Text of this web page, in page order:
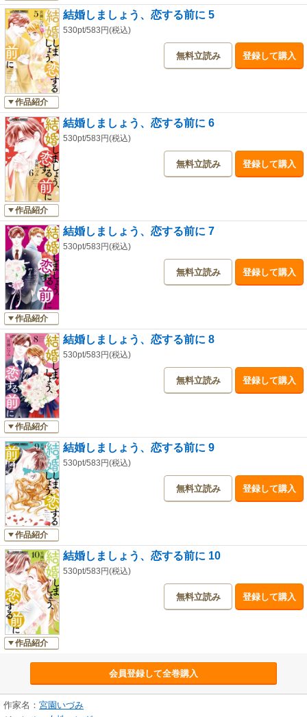
作品紹介
結婚しましょう、恋する前に 5
530pt/583円(税込)
無料立読み 登録して購入
作品紹介
結婚しましょう、恋する前に 6
530pt/583円(税込)
無料立読み 登録して購入
作品紹介
結婚しましょう、恋する前に 7
530pt/583円(税込)
無料立読み 登録して購入
作品紹介
結婚しましょう、恋する前に 8
530pt/583円(税込)
無料立読み 登録して購入
作品紹介
結婚しましょう、恋する前に 9
530pt/583円(税込)
無料立読み 登録して購入
作品紹介
結婚しましょう、恋する前に 10
530pt/583円(税込)
無料立読み 登録して購入
会員登録して全巻購入
作家名： 宮園いづみ